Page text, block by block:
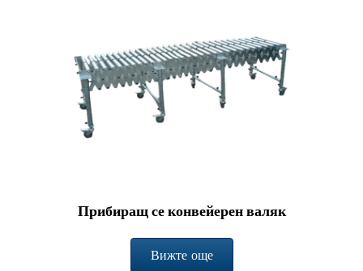
Прибиращ се конвейерен валяк
Вижте още